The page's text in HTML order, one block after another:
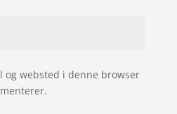
og websted i denne browser